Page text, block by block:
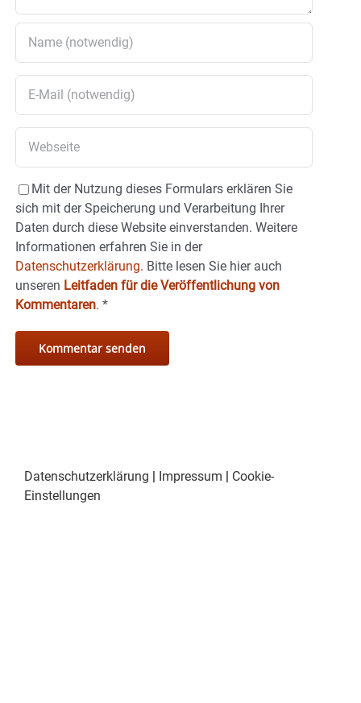
Mit der Nutzung dieses Formulars erklären Sie
sich mit der Speicherung und Verarbeitung Ihrer
Daten durch diese Website einverstanden. Weitere
Informationen erfahren Sie in der
Datenschutzerklärung. Bitte lesen Sie hier auch
unseren Leitfaden für die Veröffentlichung von
Kommentaren. *
Datenschutzerklärung | Impressum | Cookie-
Einstellungen